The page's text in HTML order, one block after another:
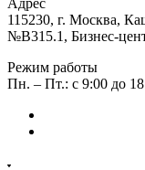
Адрес
115230, г. Москва,
№В315.1, Бизнес-
Режим работы
Пн. – Пт.: с 9:00 до